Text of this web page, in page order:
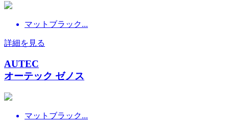
マットブラック...
詳細を見る
AUTEC
オーテック ゼノス
マットブラック...